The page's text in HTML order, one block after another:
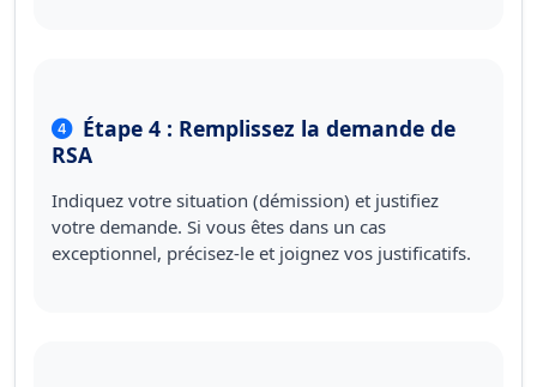
Étape 4 : Remplissez la demande de
RSA
Indiquez votre situation (démission) et justifiez
votre demande. Si vous êtes dans un cas
exceptionnel, précisez-le et joignez vos justificatifs.